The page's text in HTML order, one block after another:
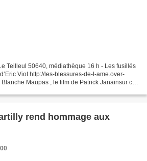
Teilleul 50640, médiathèque 16 h - Les fusillés
Viot http://les-blessures-de-l-ame.over-
Maupas , le film de Patrick Janainsur ce
rend hommage aux